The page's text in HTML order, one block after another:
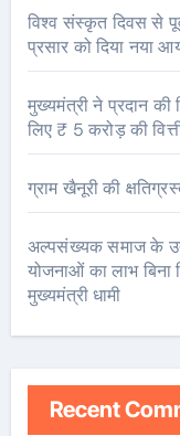
विश्व संस्कृत दिवस से
प्रसार को दिया नया
मुख्यमंत्री ने प्रदान की
लिए ₹ 5 करोड़ की
ग्राम खैनूरी की
अल्पसंख्यक समाज के
योजनाओं का लाभ
मुख्यमंत्री धामी
Recent